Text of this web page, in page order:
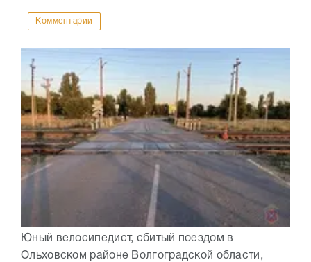
Комментарии
Юный велосипедист, сбитый поездом в
Ольховском районе Волгоградской области,